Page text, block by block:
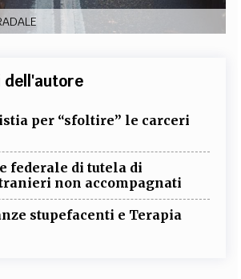
per “sfoltire” le carceri
federale di tutela di
non accompagnati
stupefacenti e Terapia